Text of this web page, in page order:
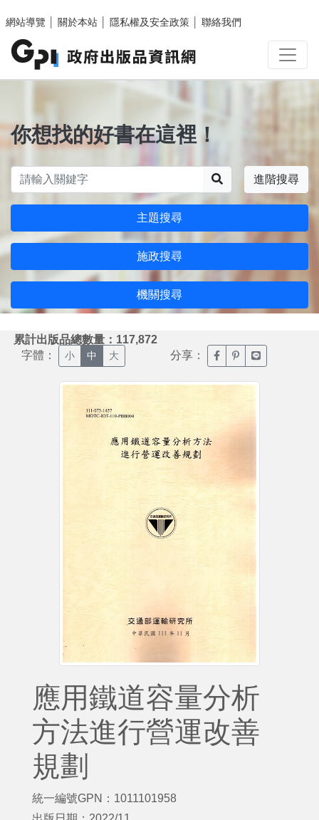
網站導覽
關於本站 隱私權及安全政策 聯絡我們
你想找的好書在這裡！
進階搜尋
主題搜尋
施政搜尋
機關搜尋
累計出版品總數量：117,872
字體： 小 中 大 分享： 臉書分享(另開新視窗)
噗浪分享(另開新
Line分享(另
應用鐵道容量分析
方法進行營運改善
規劃
統一編號GPN：1011101958